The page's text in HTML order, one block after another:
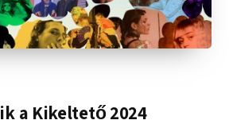
a Kikeltető 2024